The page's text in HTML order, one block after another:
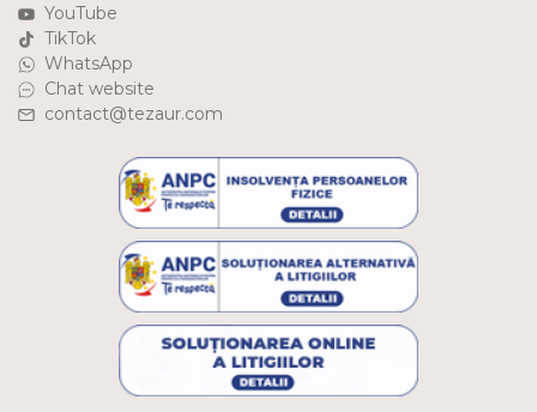
YouTube
TikTok
WhatsApp
Chat website
contact@tezaur.com